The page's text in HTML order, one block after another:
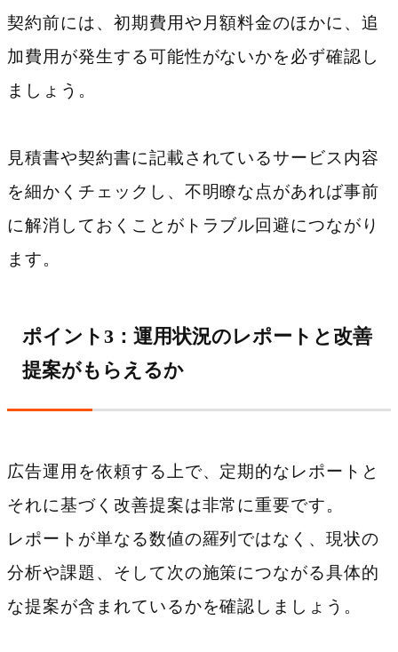
契約前には、初期費用や月額料金のほかに、追
加費用が発生する可能性がないかを必ず確認し
ましょう。
見積書や契約書に記載されているサービス内容
を細かくチェックし、不明瞭な点があれば事前
に解消しておくことがトラブル回避につながり
ます。
ポイント3：運用状況のレポートと改善
提案がもらえるか
広告運用を依頼する上で、定期的なレポートと
それに基づく改善提案は非常に重要です。
レポートが単なる数値の羅列ではなく、現状の
分析や課題、そして次の施策につながる具体的
な提案が含まれているかを確認しましょう。